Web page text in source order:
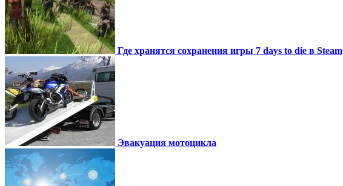
Где хранятся сохранения игры 7 days to die в Steam
Эвакуация мотоцикла